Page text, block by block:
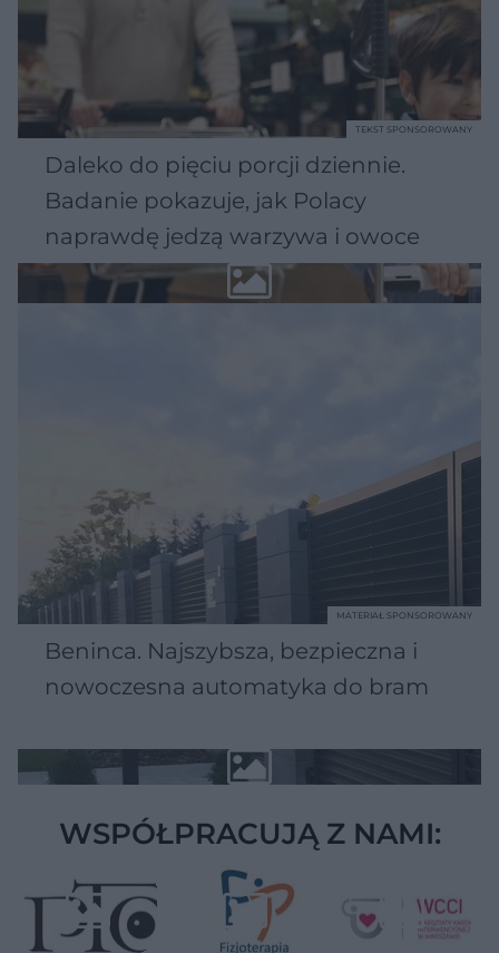
Daleko do pięciu porcji dziennie.
Badanie pokazuje, jak Polacy
naprawdę jedzą warzywa i owoce
TEKST SPONSOROWANY
Beninca. Najszybsza, bezpieczna i
nowoczesna automatyka do bram
MATERIAŁ SPONSOROWANY
WSPÓŁPRACUJĄ Z NAMI: